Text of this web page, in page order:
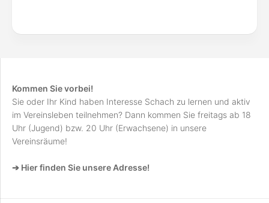
Kommen Sie vorbei!
Sie oder Ihr Kind haben Interesse Schach zu lernen und aktiv
im Vereinsleben teilnehmen? Dann kommen Sie freitags ab 18
Uhr (Jugend) bzw. 20 Uhr (Erwachsene) in unsere
Vereinsräume!
➔ Hier finden Sie unsere Adresse!